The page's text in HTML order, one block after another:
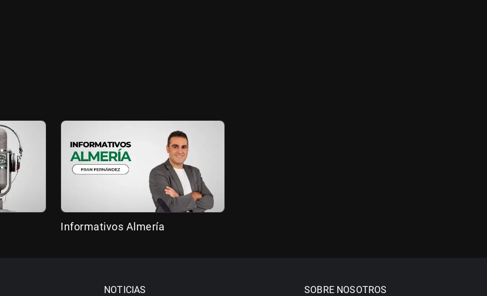
Informativos Almería
NOTICIAS SOBRE NOSOTROS